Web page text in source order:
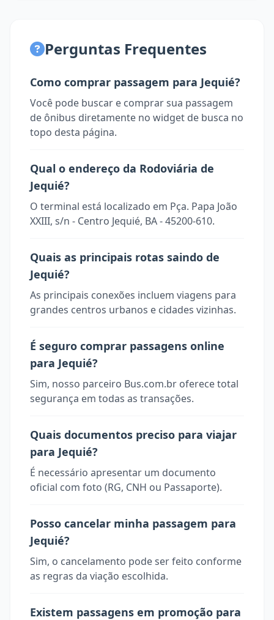
Perguntas Frequentes
Como comprar passagem para Jequié?
Você pode buscar e comprar sua passagem
de ônibus diretamente no widget de busca no
topo desta página.
Qual o endereço da Rodoviária de
Jequié?
O terminal está localizado em Pça. Papa João
XXIII, s/n - Centro Jequié, BA - 45200-610.
Quais as principais rotas saindo de
Jequié?
As principais conexões incluem viagens para
grandes centros urbanos e cidades vizinhas.
É seguro comprar passagens online
para Jequié?
Sim, nosso parceiro Bus.com.br oferece total
segurança em todas as transações.
Quais documentos preciso para viajar
para Jequié?
É necessário apresentar um documento
oficial com foto (RG, CNH ou Passaporte).
Posso cancelar minha passagem para
Jequié?
Sim, o cancelamento pode ser feito conforme
as regras da viação escolhida.
Existem passagens em promoção para